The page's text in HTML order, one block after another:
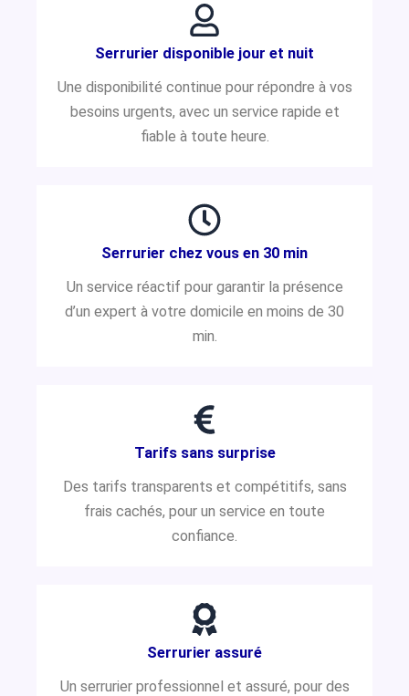
Serrurier disponible jour et nuit
Une disponibilité continue pour répondre à vos
besoins urgents, avec un service rapide et
fiable à toute heure.
Serrurier chez vous en 30 min
Un service réactif pour garantir la présence
d’un expert à votre domicile en moins de 30
min.
Tarifs sans surprise
Des tarifs transparents et compétitifs, sans
frais cachés, pour un service en toute
confiance.
Serrurier assuré
Un serrurier professionnel et assuré, pour des